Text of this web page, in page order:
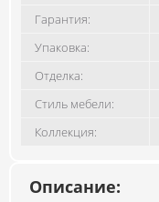
Гарантия:
Упаковка:
Отделка:
Стиль мебели:
Коллекция:
Описание: